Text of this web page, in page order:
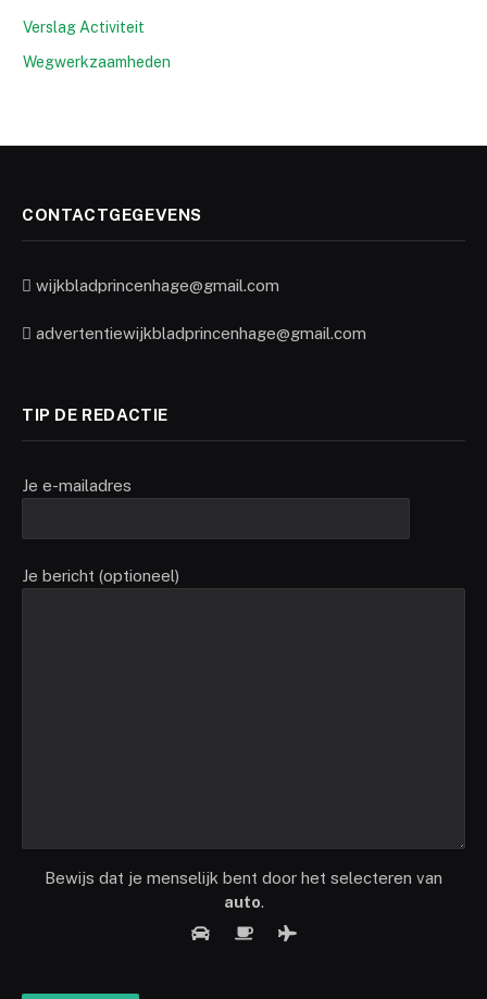
Verslag Activiteit
Wegwerkzaamheden
CONTACTGEGEVENS
wijkbladprincenhage@gmail.com
advertentiewijkbladprincenhage@gmail.com
TIP DE REDACTIE
Je e-mailadres
Je bericht (optioneel)
Bewijs dat je menselijk bent door het selecteren van
auto.